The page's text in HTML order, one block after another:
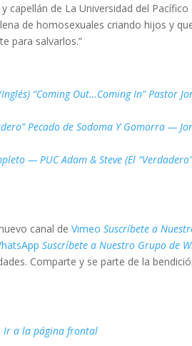
capellán de La Universidad del
de homosexuales criando hijos y
para salvarlos.”
“Coming Out…Coming In” Pastor
Pecado de Sodoma Y Gomorra —
— PUC Adam & Steve (El
canal deVimeoSuscríbete a
Suscríbete a Nuestro Grupo de
Comparte y se parte de la
Ir a la página frontal